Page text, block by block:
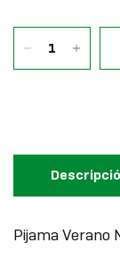
Pijama Verano